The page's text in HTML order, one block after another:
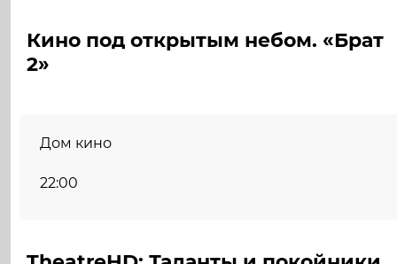
Кино под открытым небом. «Брат
2»
Дом кино
22:00